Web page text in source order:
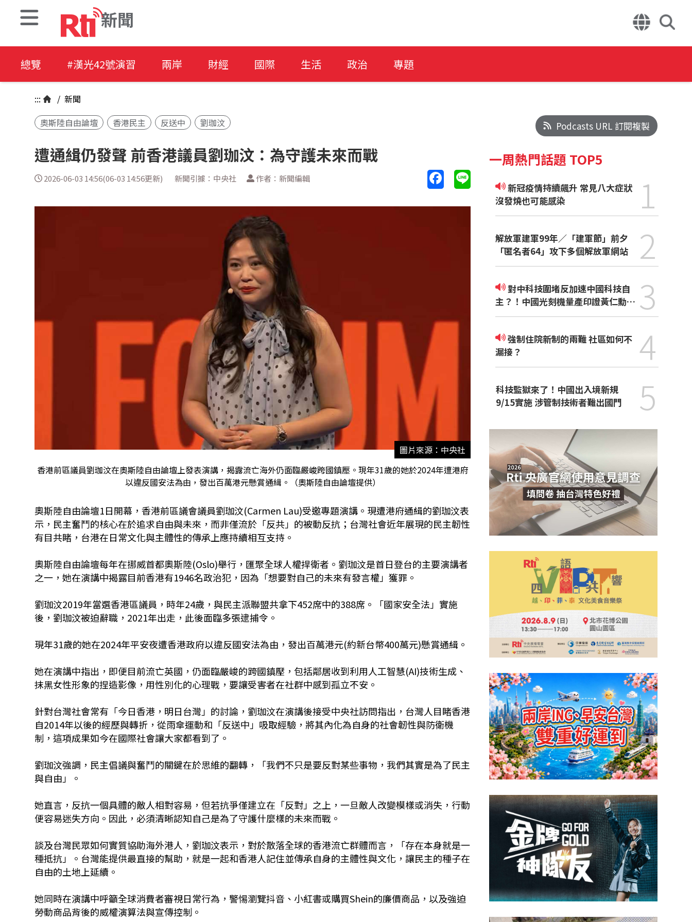
新聞
總覽 #漢光42號演習 兩岸 財經 國際 生活 政治 專題
::: / 新聞
奧斯陸自由論壇
香港民主 反送中 劉珈汶
遭通緝仍發聲 前香港議員劉珈汶：為守護未來而戰
2026-06-03 14:56(06-03 14:56更新) 新聞引據：中央社 作者：新聞編輯
圖片來源：中央社
香港前區議員劉珈汶在奧斯陸自由論壇上發表演講，揭露流亡海外仍面臨嚴峻跨國鎮壓。現年31歲的她於2024年遭港府
以違反國安法為由，發出百萬港元懸賞通緝。（奧斯陸自由論壇提供）
奧斯陸自由論壇1日開幕，香港前區議會議員劉珈汶(Carmen Lau)受邀專題演講。現遭港府通緝的劉珈汶表
示，民主奮鬥的核心在於追求自由與未來，而非僅流於「反共」的被動反抗；台灣社會近年展現的民主韌性
有目共睹，台港在日常文化與主體性的傳承上應持續相互支持。
奧斯陸自由論壇每年在挪威首都奧斯陸(Oslo)舉行，匯聚全球人權捍衛者。劉珈汶是首日登台的主要演講者
之一，她在演講中揭露目前香港有1946名政治犯，因為「想要對自己的未來有發言權」獲罪。
劉珈汶2019年當選香港區議員，時年24歲，與民主派聯盟共拿下452席中的388席。「國家安全法」實施
後，劉珈汶被迫辭職，2021年出走，此後面臨多張逮捕令。
現年31歲的她在2024年平安夜遭香港政府以違反國安法為由，發出百萬港元(約新台幣400萬元)懸賞通緝。
她在演講中指出，即便目前流亡英國，仍面臨嚴峻的跨國鎮壓，包括鄰居收到利用人工智慧(AI)技術生成、
抹黑女性形象的捏造影像，用性別化的心理戰，要讓受害者在社群中感到孤立不安。
針對台灣社會常有「今日香港，明日台灣」的討論，劉珈汶在演講後接受中央社訪問指出，台灣人目睹香港
自2014年以後的經歷與轉折，從雨傘運動和「反送中」吸取經驗，將其內化為自身的社會韌性與防衛機
制，這項成果如今在國際社會讓大家都看到了。
劉珈汶強調，民主倡議與奮鬥的關鍵在於思維的翻轉，「我們不只是要反對某些事物，我們其實是為了民主
與自由」。
她直言，反抗一個具體的敵人相對容易，但若抗爭僅建立在「反對」之上，一旦敵人改變模樣或消失，行動
便容易迷失方向。因此，必須清晰認知自己是為了守護什麼樣的未來而戰。
談及台灣民眾如何實質協助海外港人，劉珈汶表示，對於散落全球的香港流亡群體而言，「存在本身就是一
種抵抗」。台灣能提供最直接的幫助，就是一起和香港人記住並傳承自身的主體性與文化，讓民主的種子在
自由的土地上延續。
她同時在演講中呼籲全球消費者審視日常行為，警惕瀏覽抖音、小紅書或購買Shein的廉價商品，以及強迫
勞動商品背後的威權演算法與宣傳控制。
Podcasts URL 訂閱複製
一周熱門話題 TOP5
新冠疫情持續飆升 常見八大症狀
沒發燒也可能感染
1
解放軍建軍99年／「建軍節」前夕
「匿名者64」攻下多個解放軍網站
2
對中科技圍堵反加速中國科技自
主？！中國光刻機量產印證黃仁勳觀
點
3
強制住院新制的兩難 社區如何不
漏接？
4
科技監獄來了！中國出入境新規
9/15實施 涉管制技術者難出國門
5